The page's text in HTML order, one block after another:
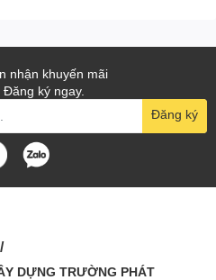
nhận khuyến mãi
ký ngay.
Đăng ký
DỰNG TRƯỜNG PHÁT